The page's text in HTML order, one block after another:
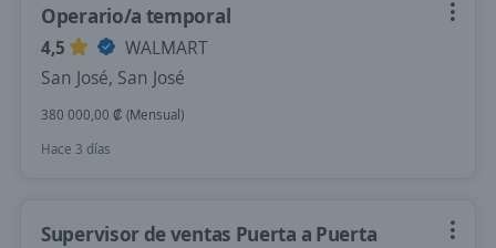
Operario/a temporal
4,5
WALMART
San José, San José
380 000,00 ₡ (Mensual)
Hace 3 días
Supervisor de ventas Puerta a Puerta